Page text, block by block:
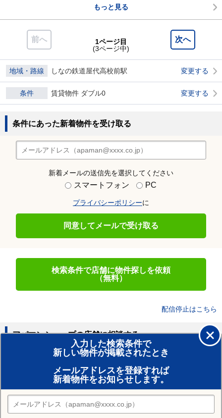
もっと見る
前へ 次へ
1ページ目
(3ページ中)
地域・路線 しなの鉄道屋代高校前駅 変更する
条件 賃貸物件 ダブル0 変更する
条件にあった新着物件を受け取る
新着メールの送信先を選択してください
スマートフォン PC
プライバシーポリシーに
同意してメールで受け取る
検索条件で店舗に物件探しを依頼
（無料）
配信停止はこちら
入力した検索条件で
新しい物件が掲載されたとき
メールアドレスを登録すれば
新着物件をお知らせします。
アパマンショップの店舗に相談する
賃貸のプロがお部屋探し！
おまかせ物件リクエスト
住みたい街の店舗を探す
店舗検索